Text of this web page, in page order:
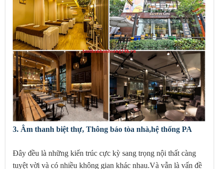
3. Âm thanh biệt thự, Thông báo tòa nhà,hệ thống PA
Đây đều là những kiến trúc cực kỳ sang trọng nội thất càng
tuyệt vời và có nhiều không gian khác nhau.Và vẫn là vấn đề